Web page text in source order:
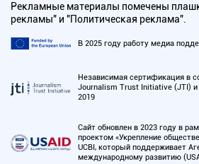
Рекламные материалы помечены
рекламы" и "Политическая реклама".
В 2025 году работу медиа
Независимая сертификация в
Journalism Trust Initiative (JTI) и
2019
Сайт обновлен в 2023 году в
проектом «Укрепление
UCBI, который поддерживает
международному развитию